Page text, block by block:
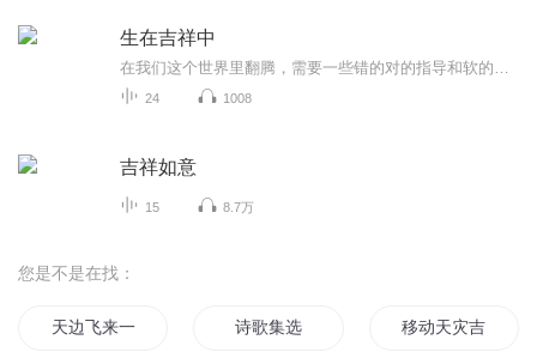
生在吉祥中
24 1008
吉祥如意
15 8.7万
您是不是在找：
天边飞来一朵吉祥云 诗歌集选 移动天灾吉祥物